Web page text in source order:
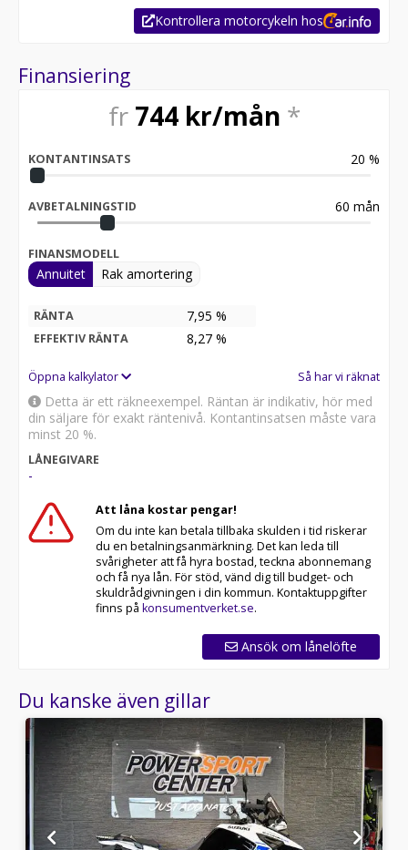
Kontrollera motorcykeln hos
Finansiering
fr 744kr/mån *
KONTANTINSATS 20 %
AVBETALNINGSTID 60 mån
FINANSMODELL
Annuitet Rak amortering
RÄNTA 7,95 %
EFFEKTIV RÄNTA 8,27 %
Öppna kalkylator Så har vi räknat
Detta är ett räkneexempel. Räntan är indikativ, hör med
din säljare för exakt räntenivå. Kontantinsatsen måste vara
minst 20 %.
LÅNEGIVARE
-
Att låna kostar pengar!
Om du inte kan betala tillbaka skulden i tid riskerar
du en betalningsanmärkning. Det kan leda till
svårigheter att få hyra bostad, teckna abonnemang
och få nya lån. För stöd, vänd dig till budget- och
skuldrådgivningen i din kommun. Kontaktuppgifter
finns på konsumentverket.se.
Ansök om lånelöfte
Du kanske även gillar